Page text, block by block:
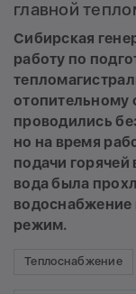
главной
Сибирская
работу по
отопительному
проводились
но на время
подачи горячей
вода была
водоснабжение
режим.
Теплоснабжение